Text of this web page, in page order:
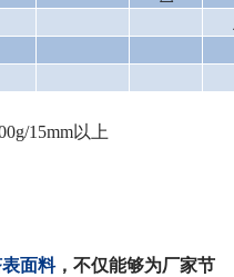
15mm以上
表面料，不仅能够为厂家节